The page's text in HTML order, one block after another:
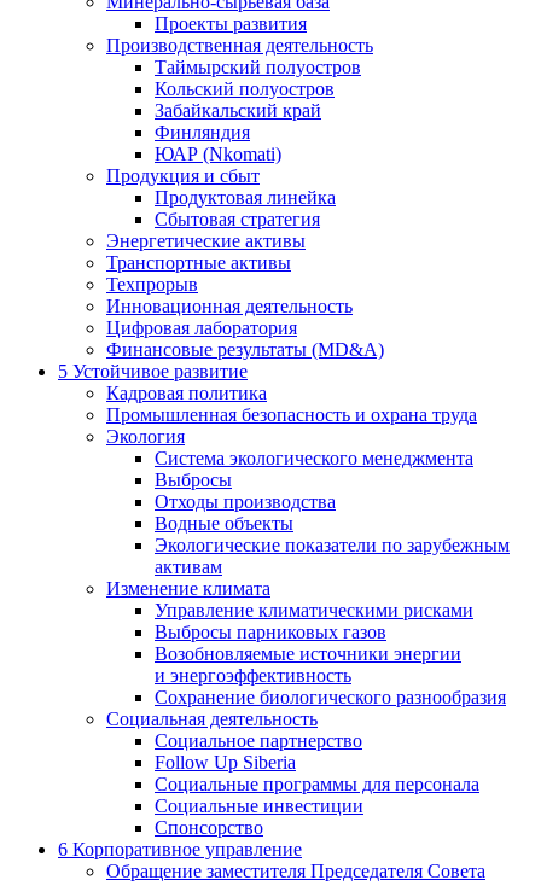
Проекты развития
Производственная деятельность
Таймырский полуостров
Кольский полуостров
Забайкальский край
Финляндия
ЮАР (Nkomati)
Продукция и сбыт
Продуктовая линейка
Сбытовая стратегия
Энергетические активы
Транспортные активы
Техпрорыв
Инновационная деятельность
Цифровая лаборатория
Финансовые результаты (MD&A)
5 Устойчивое развитие
Кадровая политика
Промышленная безопасность и охрана труда
Экология
Система экологического менеджмента
Выбросы
Отходы производства
Водные объекты
Экологические показатели по зарубежным
активам
Изменение климата
Управление климатическими рисками
Выбросы парниковых газов
Возобновляемые источники энергии
и энергоэффективность
Сохранение биологического разнообразия
Социальная деятельность
Социальное партнерство
Follow Up Siberia
Социальные программы для персонала
Социальные инвестиции
Спонсорство
6 Корпоративное управление
Обращение заместителя Председателя Совета